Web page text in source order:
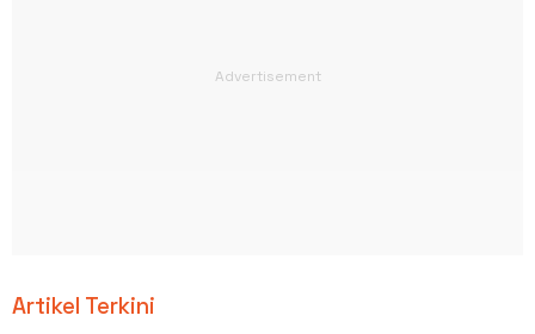
Artikel Terkini